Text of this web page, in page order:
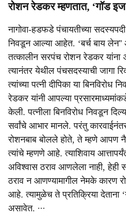
रोशन रेडकर म्हणतात, ‘गॉड
नागोवा-हडफडे पंचायतीच्या
निवडून आल्या आहेत. ‘बर्च बाय लेन''
तत्कालीन सरपंच रोशन रेडकर यांना
त्यानंतर येथील पंचसदस्याची जागा
त्यांच्या पत्नी दीपिका या
रेडकर यांनी आपल्या
केली. पत्नीला बिनविरोध निवडून
सर्वांचे आभार मानले. परंतु
रोशनबाब बोलले होते, ते म्हणे आपण
त्यांचे म्हणणे आहे. त्याशिवाय
अविश्वास ठराव आणलेला नाही, हेही
ठराव न आणण्यामागील नेमके कारण
आहे. त्यामुळेच ते प्रतिक्रिया देताना
असावेत. ∙∙∙